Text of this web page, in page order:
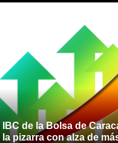
IBC de la Bolsa de
la pizarra con alza de